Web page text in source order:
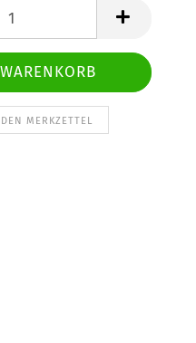
MERKZETTEL